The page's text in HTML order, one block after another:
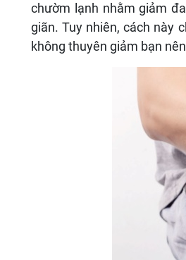
chườm lạnh nhằm giảm
giãn. Tuy nhiên, cách này
không thuyên giảm bạn